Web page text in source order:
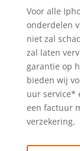
Voor alle
onderdelen
niet zal
zal laten
garantie op
bieden wij
uur service*
een factuur
verzekering.